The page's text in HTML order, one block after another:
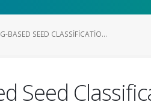
BASED SEED CLASSIFICATIO...
Seed